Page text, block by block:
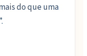
do que uma